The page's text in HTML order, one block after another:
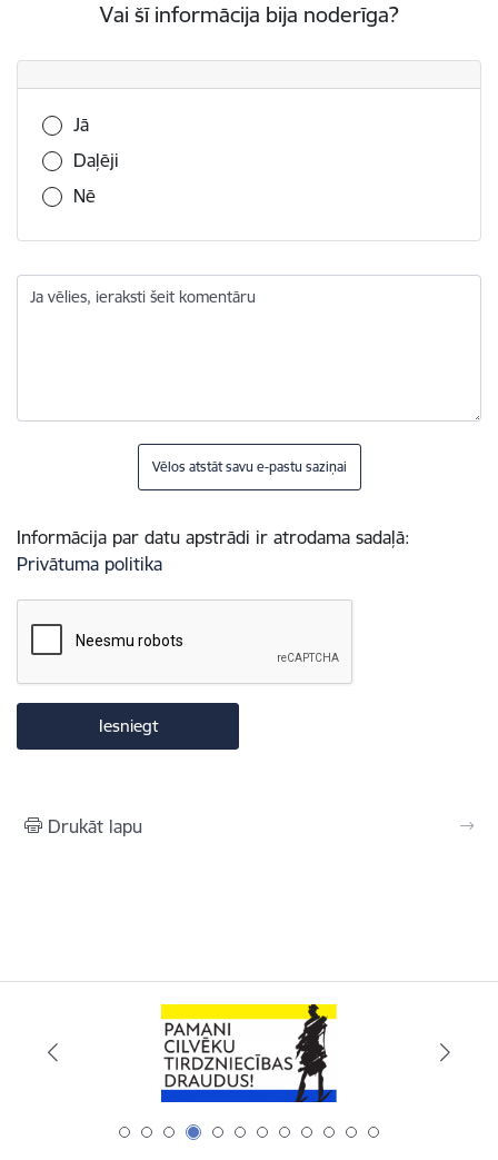
Vai šī informācija bija noderīga?
Vai šī informācija bija noderīga?
Jā
Daļēji
Nē
Ja vēlies, ieraksti šeit komentāru
Vēlos atstāt savu e-pastu saziņai
Informācija par datu apstrādi ir atrodama sadaļā:
Privātuma politika
Drukāt lapu